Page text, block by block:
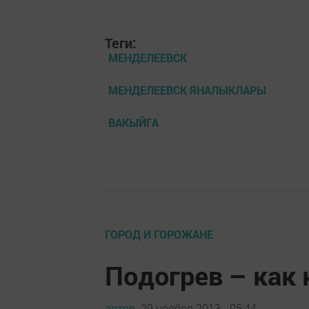
Теги:
МЕНДЕЛЕЕВСК
МЕНДЕЛЕЕВСК ЯНАЛЫКЛАРЫ
ВАКЫЙГА
ГОРОД И ГОРОЖАНЕ
Подогрев – как